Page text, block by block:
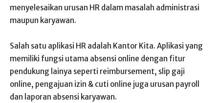
menyelesaikan urusan HR dalam masalah administrasi
maupun karyawan.
Salah satu aplikasi HR adalah Kantor Kita. Aplikasi yang
memiliki fungsi utama absensi online dengan fitur
pendukung lainya seperti reimbursement, slip gaji
online, pengajuan izin & cuti online juga urusan payroll
dan laporan absensi karyawan.